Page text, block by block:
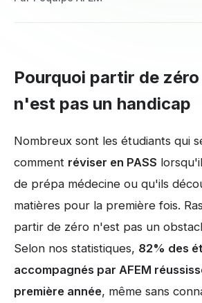
Pourquoi partir de zéro
n'est pas un handicap
Nombreux sont les étudiants qui
comment réviser en PASS
de prépa médecine ou qu'ils
matières pour la première fois.
partir de zéro n'est pas un
Selon nos statistiques, 82% des
accompagnés par AFEM
première année, même sans